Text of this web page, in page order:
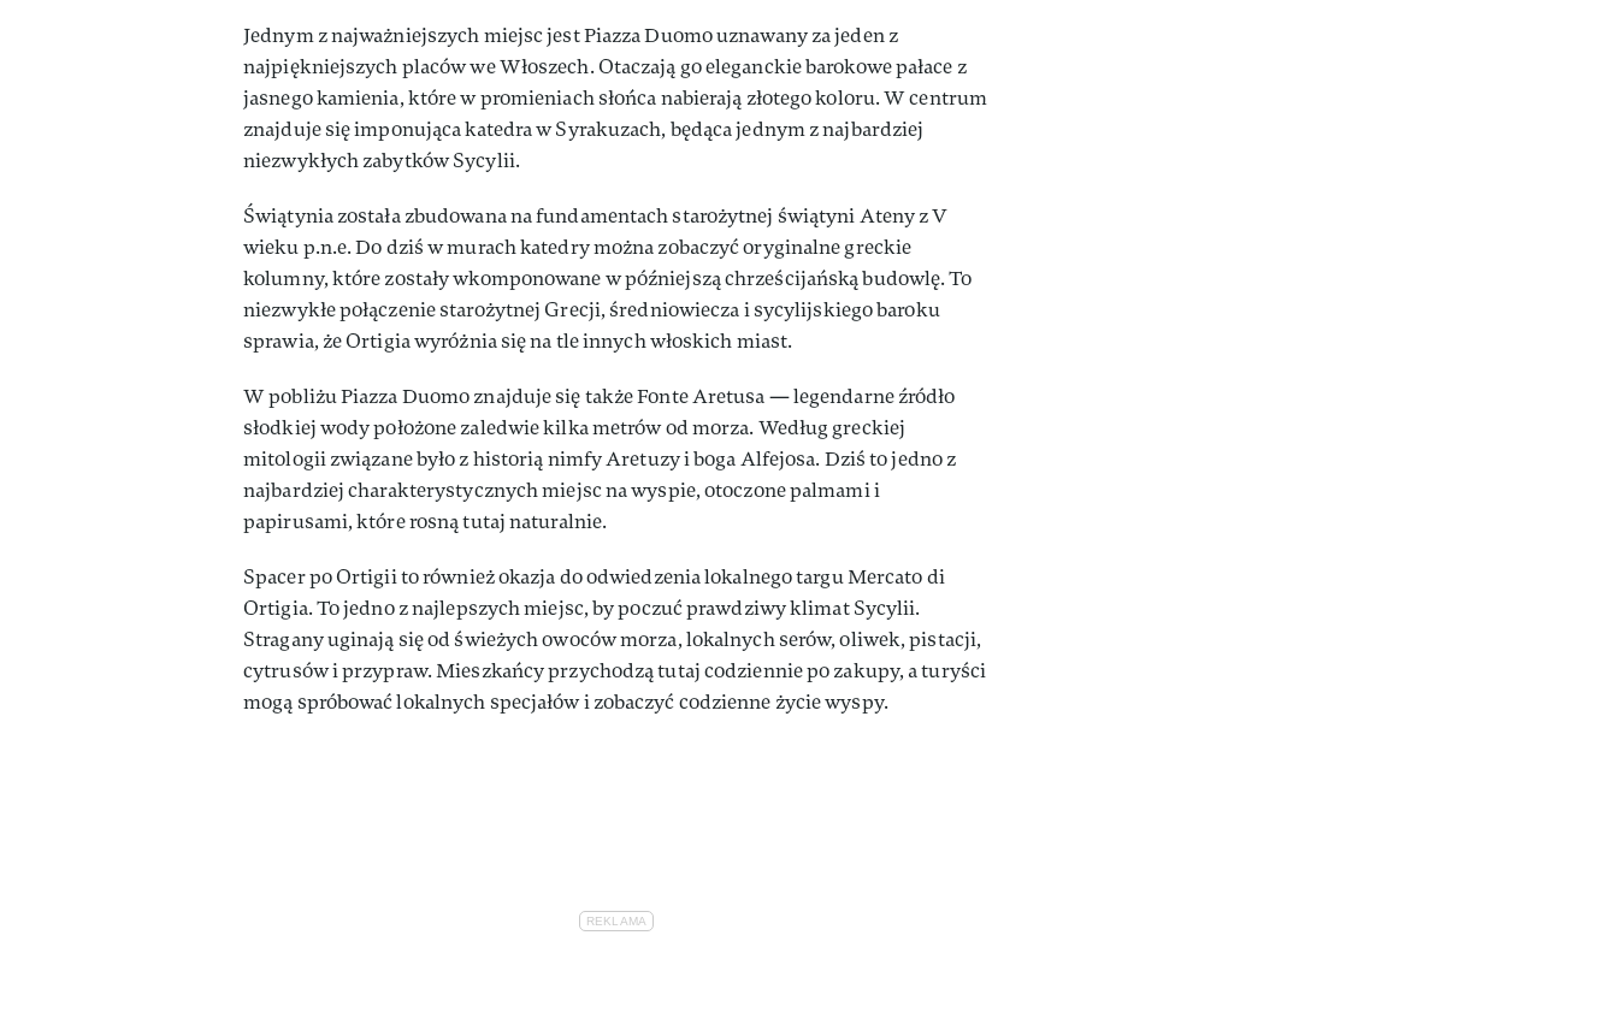
Jednym z najważniejszych miejsc jest Piazza Duomo uznawany za jeden z
najpiękniejszych placów we Włoszech. Otaczają go eleganckie barokowe pałace z
jasnego kamienia, które w promieniach słońca nabierają złotego koloru. W centrum
znajduje się imponująca katedra w Syrakuzach, będąca jednym z najbardziej
niezwykłych zabytków Sycylii.
Świątynia została zbudowana na fundamentach starożytnej świątyni Ateny z V
wieku p.n.e. Do dziś w murach katedry można zobaczyć oryginalne greckie
kolumny, które zostały wkomponowane w późniejszą chrześcijańską budowlę. To
niezwykłe połączenie starożytnej Grecji, średniowiecza i sycylijskiego baroku
sprawia, że Ortigia wyróżnia się na tle innych włoskich miast.
W pobliżu Piazza Duomo znajduje się także Fonte Aretusa — legendarne źródło
słodkiej wody położone zaledwie kilka metrów od morza. Według greckiej
mitologii związane było z historią nimfy Aretuzy i boga Alfejosa. Dziś to jedno z
najbardziej charakterystycznych miejsc na wyspie, otoczone palmami i
papirusami, które rosną tutaj naturalnie.
Spacer po Ortigii to również okazja do odwiedzenia lokalnego targu Mercato di
Ortigia. To jedno z najlepszych miejsc, by poczuć prawdziwy klimat Sycylii.
Stragany uginają się od świeżych owoców morza, lokalnych serów, oliwek, pistacji,
cytrusów i przypraw. Mieszkańcy przychodzą tutaj codziennie po zakupy, a turyści
mogą spróbować lokalnych specjałów i zobaczyć codzienne życie wyspy.